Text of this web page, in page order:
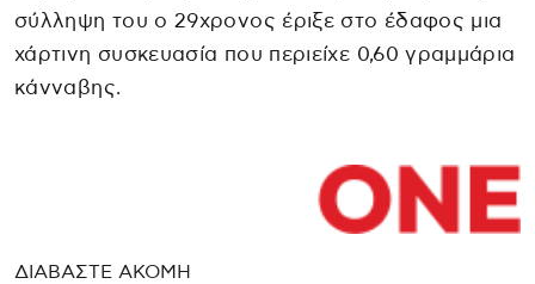
σύλληψη του ο 29χρονος έριξε στο έδαφος μια
χάρτινη συσκευασία που περιείχε 0,60 γραμμάρια
κάνναβης.
ΔΙΑΒΑΣΤΕ ΑΚΟΜΗ